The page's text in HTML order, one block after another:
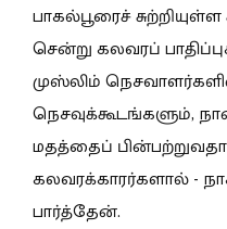
பாகல்பூரைச்
சென்று கலவரப்
முஸ்லிம்
நெசவுக்கூடங்களும்,
மதத்தைப்
கலவரக்காரர்களால் -
பார்த்தேன்.